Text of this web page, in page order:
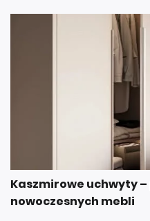
Kaszmirowe uchwyty
nowoczesnych mebli